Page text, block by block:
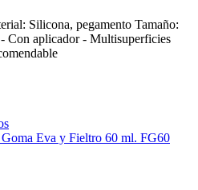
Silicona, pegamento Tamaño:
Con aplicador - Multisuperficies